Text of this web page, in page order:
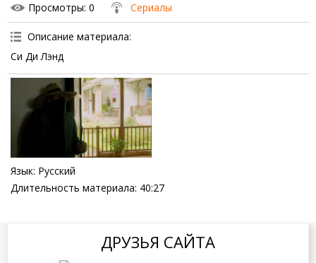
Просмотры: 0 Сериалы
Описание материала:
Си Ди Лэнд
Язык: Русский
Длительность материала: 40:27
ДРУЗЬЯ САЙТА